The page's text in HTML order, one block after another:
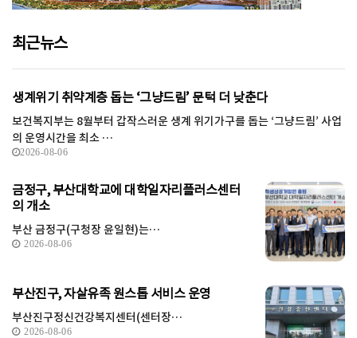
최근뉴스
생계위기 취약계층 돕는 ‘그냥드림’ 문턱 더 낮춘다
보건복지부는 8월부터 갑작스러운 생계 위기가구를 돕는 ‘그냥드림’ 사업
의 운영시간을 최소 …
2026-08-06
금정구, 부산대학교에 대학일자리플러스센터
의 개소
부산 금정구(구청장 윤일현)는…
2026-08-06
부산진구, 자살유족 원스톱 서비스 운영
부산진구정신건강복지센터(센터장…
2026-08-06